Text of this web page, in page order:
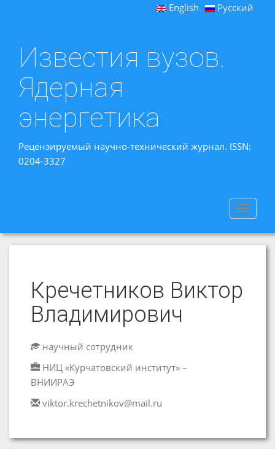
English Русский
Известия вузов.
Ядерная
энергетика
Рецензируемый научно-технический журнал. ISSN:
0204-3327
Toggle
Кречетников Виктор
Владимирович
научный сотрудник
НИЦ «Курчатовский институт» –
ВНИИРАЭ
viktor.krechetnikov@mail.ru